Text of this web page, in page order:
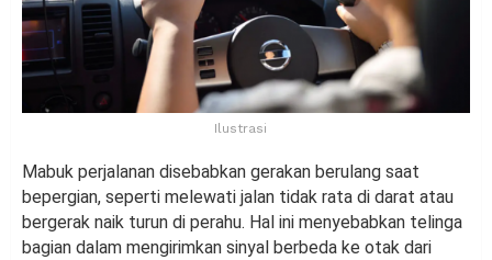
Ilustrasi
Mabuk perjalanan disebabkan gerakan berulang saat
bepergian, seperti melewati jalan tidak rata di darat atau
bergerak naik turun di perahu. Hal ini menyebabkan telinga
bagian dalam mengirimkan sinyal berbeda ke otak dari